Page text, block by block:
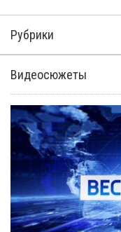
Рубрики
Видеосюжеты